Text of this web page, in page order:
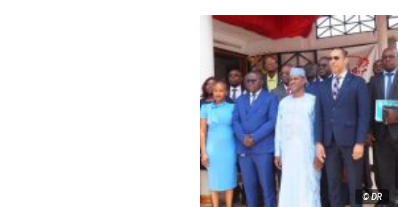
© DR